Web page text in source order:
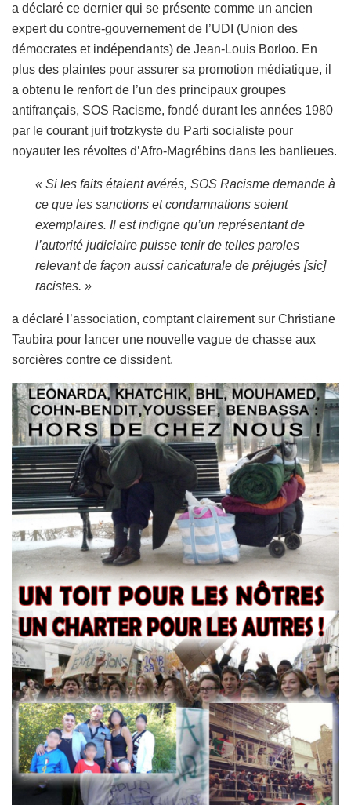
a déclaré ce dernier qui se présente comme un ancien
expert du contre-gouvernement de l’UDI (Union des
démocrates et indépendants) de Jean-Louis Borloo. En
plus des plaintes pour assurer sa promotion médiatique, il
a obtenu le renfort de l’un des principaux groupes
antifrançais, SOS Racisme, fondé durant les années 1980
par le courant juif trotzkyste du Parti socialiste pour
noyauter les révoltes d’Afro-Magrébins dans les banlieues.
« Si les faits étaient avérés, SOS Racisme demande à
ce que les sanctions et condamnations soient
exemplaires. Il est indigne qu’un représentant de
l’autorité judiciaire puisse tenir de telles paroles
relevant de façon aussi caricaturale de préjugés [sic]
racistes. »
a déclaré l’association, comptant clairement sur Christiane
Taubira pour lancer une nouvelle vague de chasse aux
sorcières contre ce dissident.